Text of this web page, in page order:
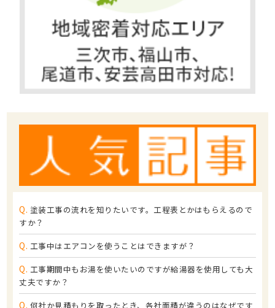
Q. 塗装工事の流れを知りたいです。工程表とかはもらえるので
すか？
Q. 工事中はエアコンを使うことはできますが？
Q. 工事期間中もお湯を使いたいのですが給湯器を使用しても大
丈夫ですか？
Q. 何社か見積もりを取ったとき、各社面積が違うのはなぜです